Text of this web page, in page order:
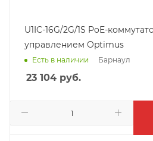
U1IC-16G/2G/1S PoE-
управлением Optimus
Есть в наличии Барнаул
23 104 руб.